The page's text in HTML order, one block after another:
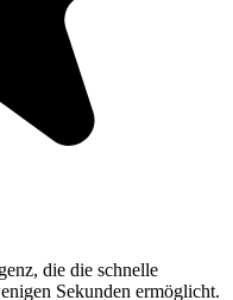
die die schnelle
Sekunden ermöglicht.